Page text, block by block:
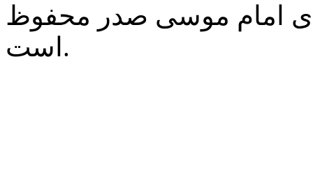
امام موسی صدر محفوظ
است.